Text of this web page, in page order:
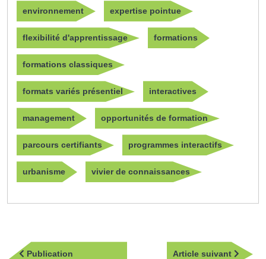
environnement expertise pointue
flexibilité d'apprentissage formations
formations classiques
formats variés présentiel interactives
management opportunités de formation
parcours certifiants programmes interactifs
urbanisme vivier de connaissances
Navigation
Publication
Article suivant
Article